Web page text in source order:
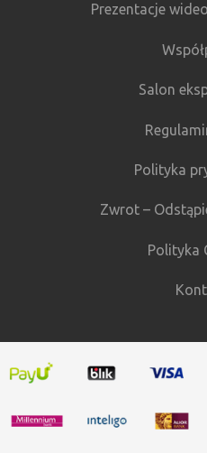
Prezentacje
Salon
Polityka
Zwrot –
Polityka